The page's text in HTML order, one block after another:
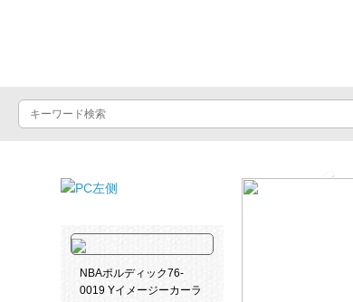
バスケットボ
NBAポルディック76-
0019 Yイメージーカーラ